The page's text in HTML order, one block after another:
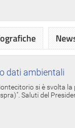
dati ambientali
si è svolta la
Saluti del